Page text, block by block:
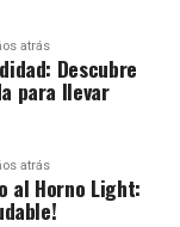
atrás
Descubre
para llevar
atrás
al Horno Light: